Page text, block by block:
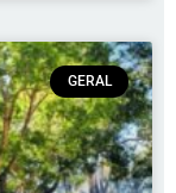
GERAL